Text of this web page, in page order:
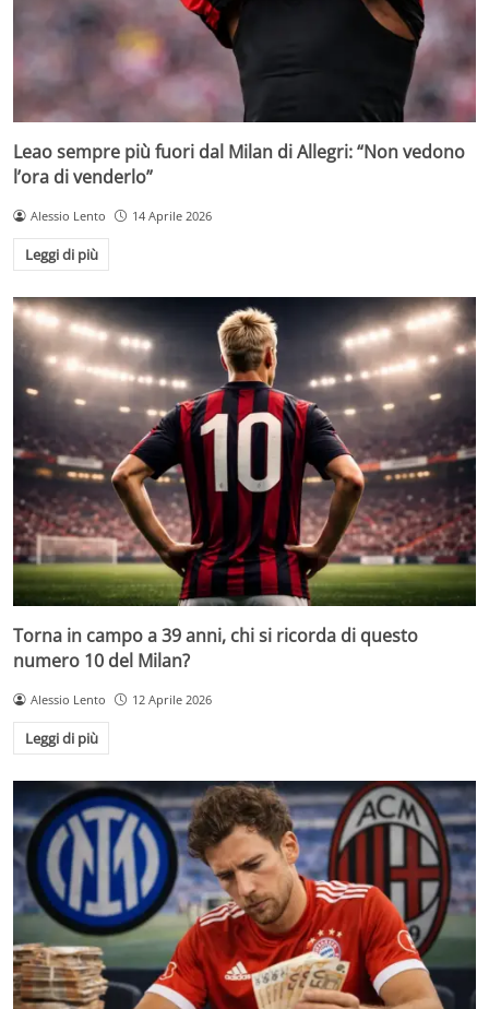
Leao sempre più fuori dal Milan di Allegri: “Non vedono
l’ora di venderlo”
Alessio Lento 14 Aprile 2026
Leggi di più
Torna in campo a 39 anni, chi si ricorda di questo
numero 10 del Milan?
Alessio Lento 12 Aprile 2026
Leggi di più